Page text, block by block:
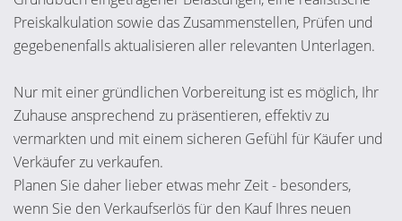
Preiskalkulation sowie das Zusammenstellen, Prüfen und
gegebenenfalls aktualisieren aller relevanten Unterlagen.
Nur mit einer gründlichen Vorbereitung ist es möglich, Ihr
Zuhause ansprechend zu präsentieren, effektiv zu
vermarkten und mit einem sicheren Gefühl für Käufer und
Verkäufer zu verkaufen.
Planen Sie daher lieber etwas mehr Zeit - besonders,
wenn Sie den Verkaufserlös für den Kauf Ihres neuen